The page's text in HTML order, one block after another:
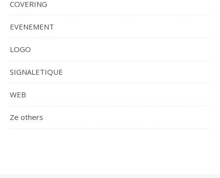
COVERING
EVENEMENT
LOGO
SIGNALETIQUE
WEB
Ze others